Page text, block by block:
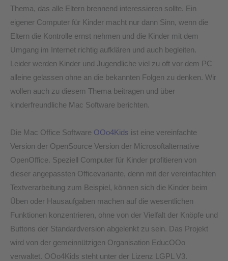
Thema, das alle Eltern brennend interessieren sollte. Ein
eigener Computer für Kinder macht nur dann Sinn, wenn die
Eltern die Kontrolle ernst nehmen und die Kinder mit dem
Umgang im Internet richtig aufklären und auch begleiten.
Leider werden Kinder und Jugendliche viel zu oft vor dem PC
alleine gelassen ohne an die bekannten Folgen zu denken. Wir
wollen auch zu diesem Thema beitragen und über
kinderfreundliche Mac Software berichten.
Die Mac Office Software OOo4Kids ist eine vereinfachte
Version der OpenSource Version der Microsoftalternative
OpenOffice. Speziell Computer für Kinder profitieren von
dieser angepassten Officevariante, denn mit der vereinfachten
Textverarbeitung zum Beispiel, können sich die Kinder beim
Üben oder Hausaufgaben machen auf die wesentlichen
Funktionen konzentrieren, ohne von der Vielfalt der Knöpfe und
Buttons der Standardversion abgelenkt zu sein. Das Projekt
wird von der gemeinnützigen Organisation EducOOo
verwaltet. OOo4Kids steht unter der Lizenz LGPL V3.